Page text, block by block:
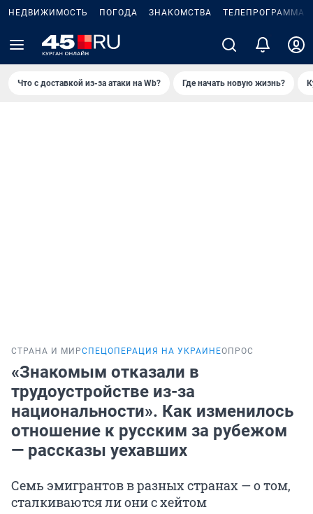
НЕДВИЖИМОСТЬ ПОГОДА ЗНАКОМСТВА ТЕЛЕПРОГРАММА
Что с доставкой из-за атаки на Wb? Где начать новую жизнь?
СТРАНА И МИРСПЕЦОПЕРАЦИЯ НА УКРАИНЕОПРОС
«Знакомым отказали в
трудоустройстве из-за
национальности». Как изменилось
отношение к русским за рубежом
— рассказы уехавших
Семь эмигрантов в разных странах — о том,
сталкиваются ли они с хейтом